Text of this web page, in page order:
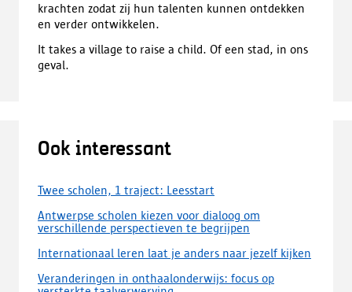
krachten zodat zij hun talenten kunnen ontdekken
en verder ontwikkelen.
It takes a village to raise a child. Of een stad, in ons
geval.
Ook interessant
Twee scholen, 1 traject: Leesstart
Antwerpse scholen kiezen voor dialoog om
verschillende perspectieven te begrijpen
Internationaal leren laat je anders naar jezelf kijken
Veranderingen in onthaalonderwijs: focus op